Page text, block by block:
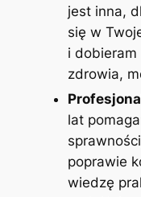
jest inna,
się w
i dobieram
zdrowia,
lat
poprawie
wiedzę